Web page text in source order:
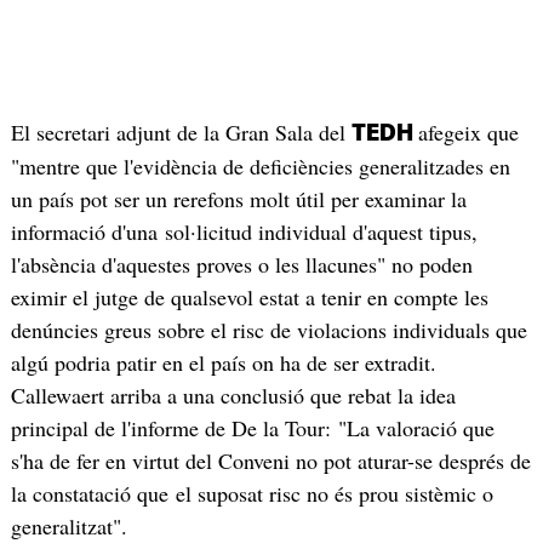
El secretari adjunt de la Gran Sala del TEDH afegeix que
"mentre que l'evidència de deficiències generalitzades en
un país pot ser un rerefons molt útil per examinar la
informació d'una sol·licitud individual d'aquest tipus,
l'absència d'aquestes proves o les llacunes" no poden
eximir el jutge de qualsevol estat a tenir en compte les
denúncies greus sobre el risc de violacions individuals que
algú podria patir en el país on ha de ser extradit.
Callewaert arriba a una conclusió que rebat la idea
principal de l'informe de De la Tour: "La valoració que
s'ha de fer en virtut del Conveni no pot aturar-se després de
la constatació que el suposat risc no és prou sistèmic o
generalitzat".